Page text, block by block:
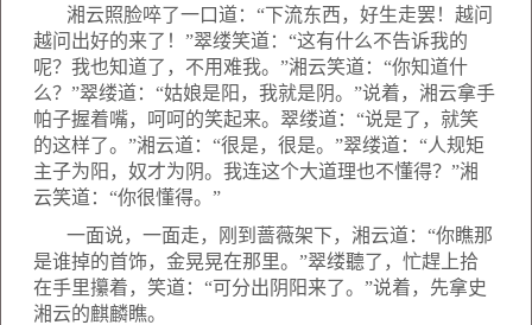
湘云照脸啐了一口道：“下流东西，好生走罢！越问
越问出好的来了！”翠缕笑道：“这有什么不告诉我的
呢？我也知道了，不用难我。”湘云笑道：“你知道什
么？”翠缕道：“姑娘是阳，我就是阴。”说着，湘云拿手
帕子握着嘴，呵呵的笑起来。翠缕道：“说是了，就笑
的这样了。”湘云道：“很是，很是。”翠缕道：“人规矩
主子为阳，奴才为阴。我连这个大道理也不懂得？”湘
云笑道：“你很懂得。”
一面说，一面走，刚到蔷薇架下，湘云道：“你瞧那
是谁掉的首饰，金晃晃在那里。”翠缕聽了，忙趕上拾
在手里攥着，笑道：“可分出阴阳来了。”说着，先拿史
湘云的麒麟瞧。